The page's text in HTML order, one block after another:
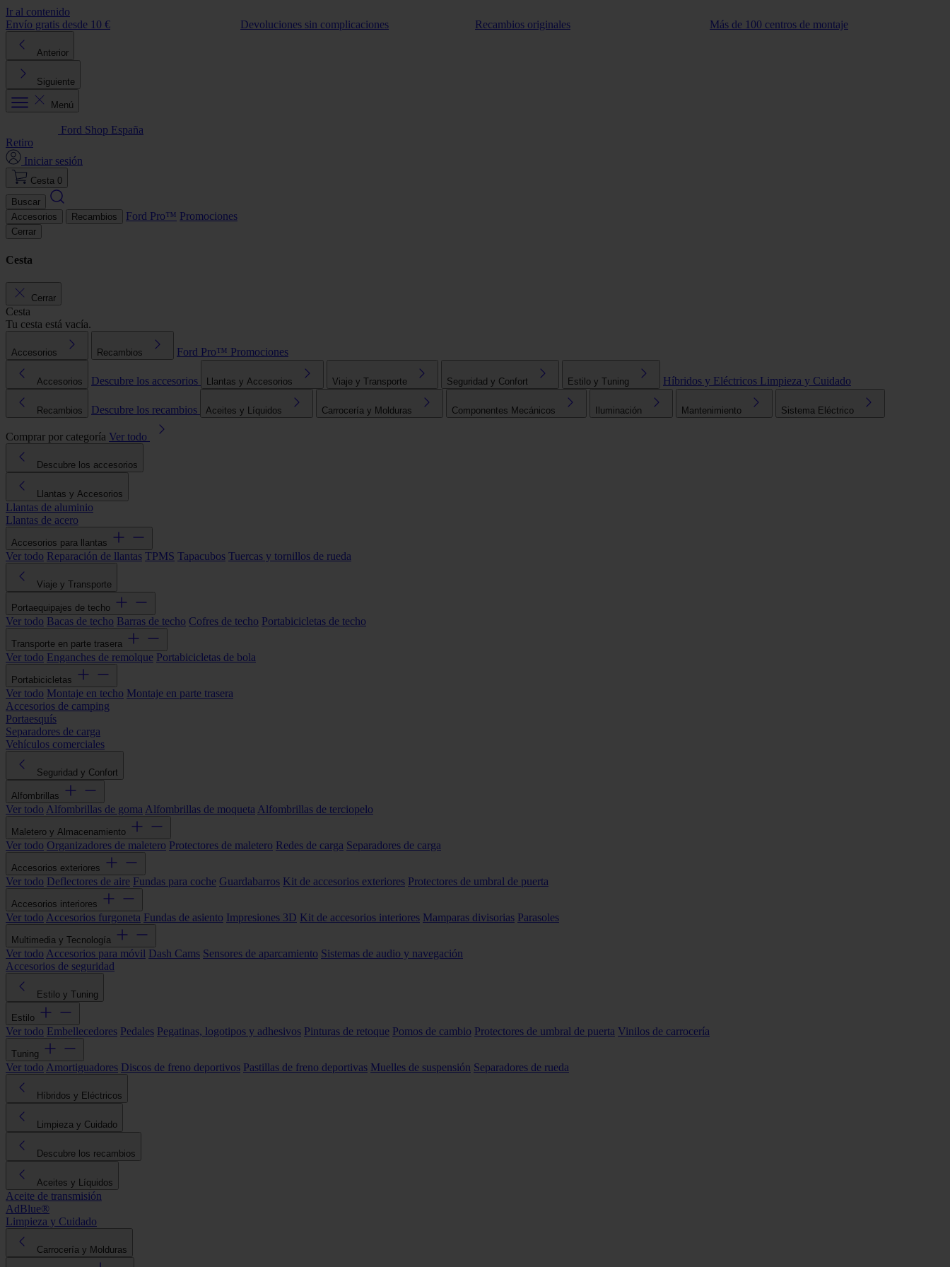
Ir al contenido
Envío gratis desde 10 €
Devoluciones sin complicaciones Recambios originales Más de 100 centros de montaje
Anterior
Siguiente
Menú
Ford Shop España
Retiro
Iniciar sesión
Cesta 0
Buscar
Accesorios
Recambios Ford Pro™ Promociones
Cerrar
Cesta
Cerrar
Cesta
Tu cesta está vacía.
Accesorios Recambios Ford Pro™ Promociones
Accesorios Descubre los accesorios Llantas y Accesorios Viaje y Transporte Seguridad y Confort Estilo y Tuning Híbridos y Eléctricos Limpieza y Cuidado
Recambios Descubre los recambios Aceites y Líquidos Carrocería y Molduras Componentes Mecánicos Iluminación Mantenimiento Sistema Eléctrico
Comprar por categoría Ver todo
Descubre los accesorios
Llantas y Accesorios
Llantas de aluminio
Llantas de acero
Accesorios para llantas
Ver todo Reparación de llantas TPMS Tapacubos Tuercas y tornillos de rueda
Viaje y Transporte
Portaequipajes de techo
Ver todo Bacas de techo Barras de techo Cofres de techo Portabicicletas de techo
Transporte en parte trasera
Ver todo Enganches de remolque Portabicicletas de bola
Portabicicletas
Ver todo Montaje en techo Montaje en parte trasera
Accesorios de camping
Portaesquís
Separadores de carga
Vehículos comerciales
Seguridad y Confort
Alfombrillas
Ver todo Alfombrillas de goma Alfombrillas de moqueta Alfombrillas de terciopelo
Maletero y Almacenamiento
Ver todo Organizadores de maletero Protectores de maletero Redes de carga Separadores de carga
Accesorios exteriores
Ver todo Deflectores de aire Fundas para coche Guardabarros Kit de accesorios exteriores Protectores de umbral de puerta
Accesorios interiores
Ver todo Accesorios furgoneta Fundas de asiento Impresiones 3D Kit de accesorios interiores Mamparas divisorias Parasoles
Multimedia y Tecnología
Ver todo Accesorios para móvil Dash Cams Sensores de aparcamiento Sistemas de audio y navegación
Accesorios de seguridad
Estilo y Tuning
Estilo
Ver todo Embellecedores Pedales Pegatinas, logotipos y adhesivos Pinturas de retoque Pomos de cambio Protectores de umbral de puerta Vinilos de carrocería
Tuning
Ver todo Amortiguadores Discos de freno deportivos Pastillas de freno deportivas Muelles de suspensión Separadores de rueda
Híbridos y Eléctricos
Limpieza y Cuidado
Descubre los recambios
Aceites y Líquidos
Aceite de transmisión
AdBlue®
Limpieza y Cuidado
Carrocería y Molduras